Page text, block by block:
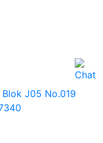
J05 No.019